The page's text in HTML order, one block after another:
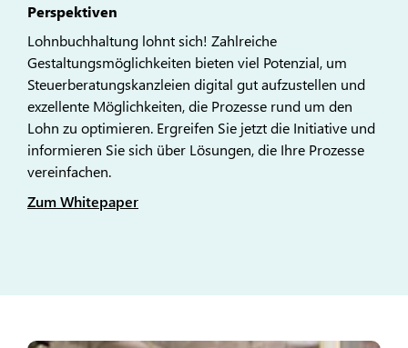
Perspektiven
Lohnbuchhaltung lohnt sich! Zahlreiche
Gestaltungsmöglichkeiten bieten viel Potenzial, um
Steuerberatungskanzleien digital gut aufzustellen und
exzellente Möglichkeiten, die Prozesse rund um den
Lohn zu optimieren. Ergreifen Sie jetzt die Initiative und
informieren Sie sich über Lösungen, die Ihre Prozesse
vereinfachen.
Zum Whitepaper